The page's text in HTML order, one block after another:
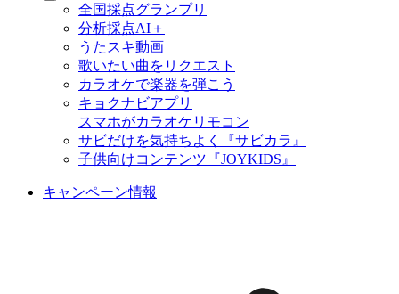
全国採点グランプリ
分析採点AI＋
うたスキ動画
歌いたい曲をリクエスト
カラオケで楽器を弾こう
キョクナビアプリ
スマホがカラオケリモコン
サビだけを気持ちよく『サビカラ』
子供向けコンテンツ『JOYKIDS』
キャンペーン情報